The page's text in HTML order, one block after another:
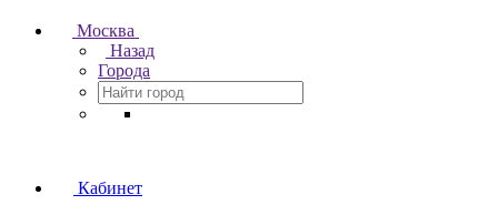
Москва
Назад
Города
Кабинет